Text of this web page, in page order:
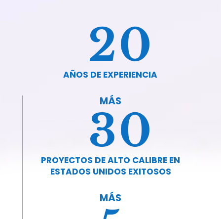
20
AÑOS DE EXPERIENCIA
MÁS
30
PROYECTOS DE ALTO CALIBRE EN
ESTADOS UNIDOS EXITOSOS
MÁS